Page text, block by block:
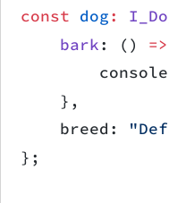
const dog:
    bark
: () =>
    },
    breed:
};